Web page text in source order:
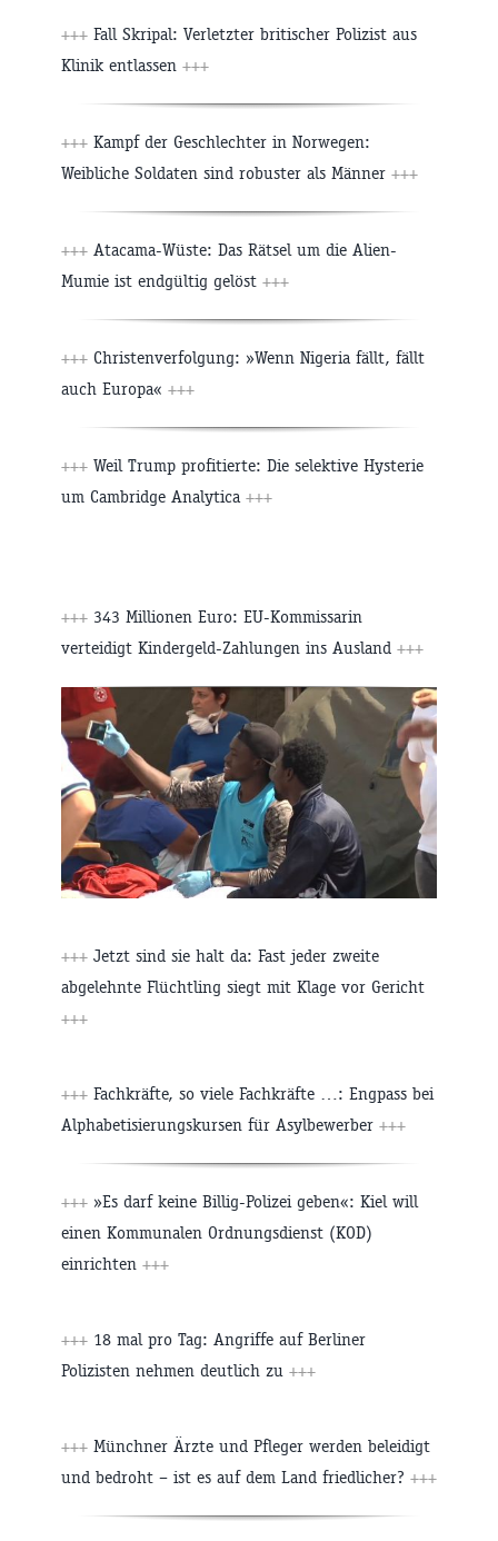
+++ Fall Skripal: Verletzter britischer Polizist aus
Klinik entlassen +++
+++ Kampf der Geschlechter in Norwegen:
Weibliche Soldaten sind robuster als Männer +++
+++ Atacama-Wüste: Das Rätsel um die Alien-
Mumie ist endgültig gelöst +++
+++ Christenverfolgung: »Wenn Nigeria fällt, fällt
auch Europa« +++
+++ Weil Trump profitierte: Die selektive Hysterie
um Cambridge Analytica +++
+++ 343 Millionen Euro: EU-Kommissarin
verteidigt Kindergeld-Zahlungen ins Ausland +++
+++ Jetzt sind sie halt da: Fast jeder zweite
abgelehnte Flüchtling siegt mit Klage vor Gericht
+++
+++ Fachkräfte, so viele Fachkräfte …: Engpass bei
Alphabetisierungskursen für Asylbewerber +++
+++ »Es darf keine Billig-Polizei geben«: Kiel will
einen Kommunalen Ordnungsdienst (KOD)
einrichten +++
+++ 18 mal pro Tag: Angriffe auf Berliner
Polizisten nehmen deutlich zu +++
+++ Münchner Ärzte und Pfleger werden beleidigt
und bedroht – ist es auf dem Land friedlicher? +++